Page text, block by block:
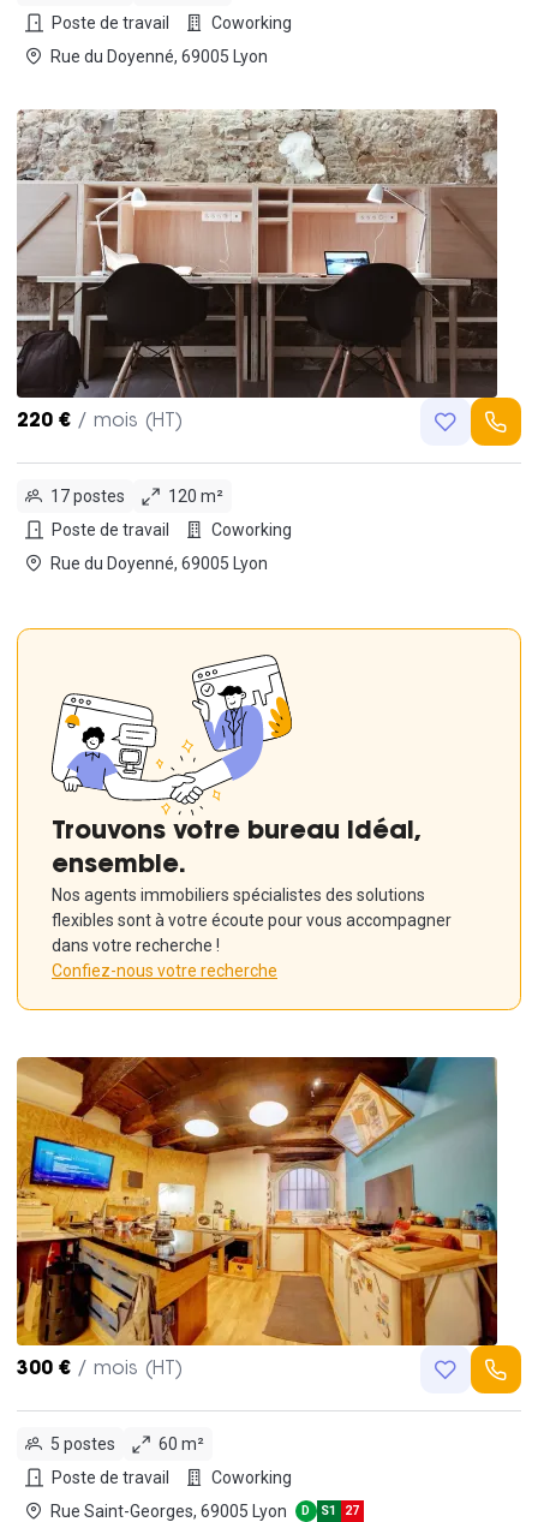
Poste de travail
Coworking
Rue du Doyenné, 69005 Lyon
220 € / mois (HT)
17 postes
120 m²
Poste de travail
Coworking
Rue du Doyenné, 69005 Lyon
Trouvons votre bureau idéal,
ensemble.
Nos agents immobiliers spécialistes des solutions
flexibles sont à votre écoute pour vous accompagner
dans votre recherche !
Confiez-nous votre recherche
300 € / mois (HT)
5 postes
60 m²
Poste de travail
Coworking
Rue Saint-Georges, 69005 Lyon
D S1 27